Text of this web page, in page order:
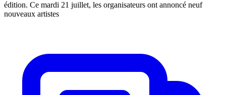
édition. Ce mardi 21 juillet, les organisateurs ont annoncé neuf
nouveaux artistes